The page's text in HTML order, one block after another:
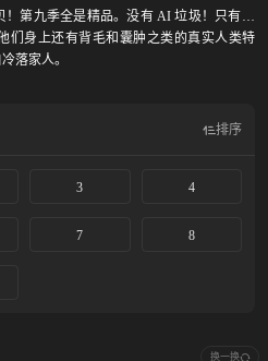
！第九季全是精品。没有 AI 垃圾！只有顶
们身上还有背毛和囊肿之类的真实人类特
落家人。
排序
3 4
7 8
换一换